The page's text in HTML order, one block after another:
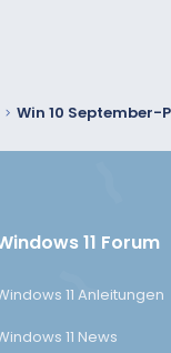
11 Forum
11 Anleitungen
11 News